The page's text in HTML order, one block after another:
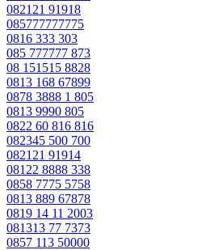
082121 91918
085777777775
0816 333 303
085 777777 873
08 151515 8828
0813 168 67899
0878 3888 1 805
0813 9990 805
0822 60 816 816
082345 500 700
082121 91914
08122 8888 338
0858 7775 5758
0813 889 67878
0819 14 11 2003
081313 77 7373
0857 113 50000